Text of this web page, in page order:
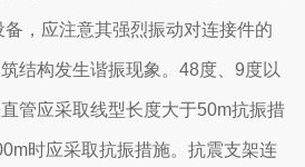
，应注意其强烈振动对连接件的
结构发生谐振现象。48度、9度以
管应采取线型长度大于50m抗振措
时应采取抗振措施。抗震支架连